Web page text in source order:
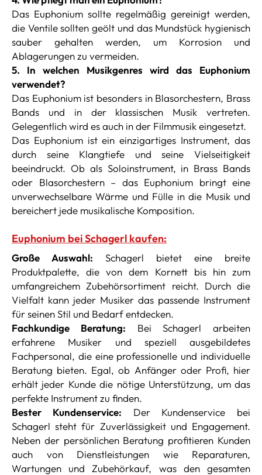
Das Euphonium sollte regelmäßig gereinigt werden,
die Ventile sollten geölt und das Mundstück hygienisch
sauber gehalten werden, um Korrosion und
Ablagerungen zu vermeiden.
5. In welchen Musikgenres wird das Euphonium
verwendet?
Das Euphonium ist besonders in Blasorchestern, Brass
Bands und in der klassischen Musik vertreten.
Gelegentlich wird es auch in der Filmmusik eingesetzt.
Das Euphonium ist ein einzigartiges Instrument, das
durch seine Klangtiefe und seine Vielseitigkeit
beeindruckt. Ob als Soloinstrument, in Brass Bands
oder Blasorchestern – das Euphonium bringt eine
unverwechselbare Wärme und Fülle in die Musik und
bereichert jede musikalische Komposition.
Euphonium bei Schagerl kaufen:
Große Auswahl: Schagerl bietet eine breite
Produktpalette, die von dem Kornett bis hin zum
umfangreichem Zubehörsortiment reicht. Durch die
Vielfalt kann jeder Musiker das passende Instrument
für seinen Stil und Bedarf entdecken.
Fachkundige Beratung: Bei Schagerl arbeiten
erfahrene Musiker und speziell ausgebildetes
Fachpersonal, die eine professionelle und individuelle
Beratung bieten. Egal, ob Anfänger oder Profi, hier
erhält jeder Kunde die nötige Unterstützung, um das
perfekte Instrument zu finden.
Bester Kundenservice: Der Kundenservice bei
Schagerl steht für Zuverlässigkeit und Engagement.
Neben der persönlichen Beratung profitieren Kunden
auch von Dienstleistungen wie Reparaturen,
Wartungen und Zubehörkauf, was den gesamten